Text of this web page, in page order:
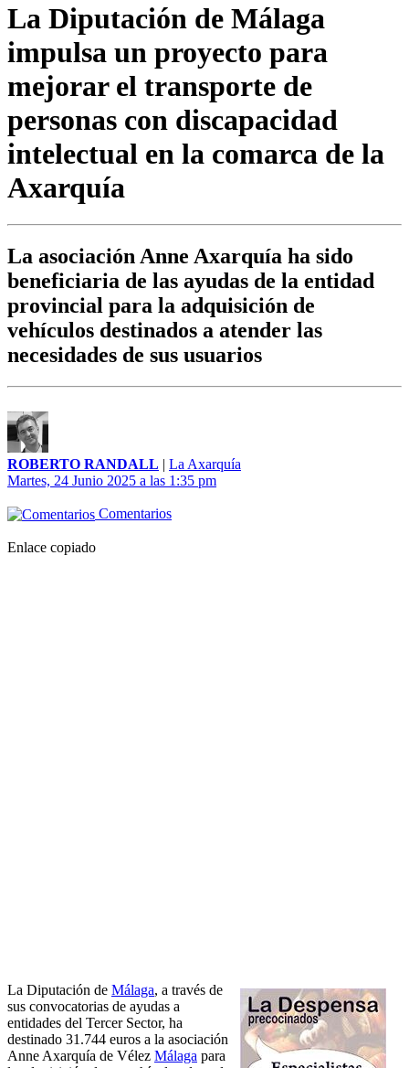
La Diputación de Málaga
impulsa un proyecto para
mejorar el transporte de
personas con discapacidad
intelectual en la comarca de la
Axarquía
La asociación Anne Axarquía ha sido
beneficiaria de las ayudas de la entidad
provincial para la adquisición de
vehículos destinados a atender las
necesidades de sus usuarios
ROBERTO RANDALL | La Axarquía
Martes, 24 Junio 2025 a las 1:35 pm
Comentarios
Enlace copiado
La Diputación de Málaga, a través de
sus convocatorias de ayudas a
entidades del Tercer Sector, ha
destinado 31.744 euros a la asociación
Anne Axarquía de Vélez Málaga para